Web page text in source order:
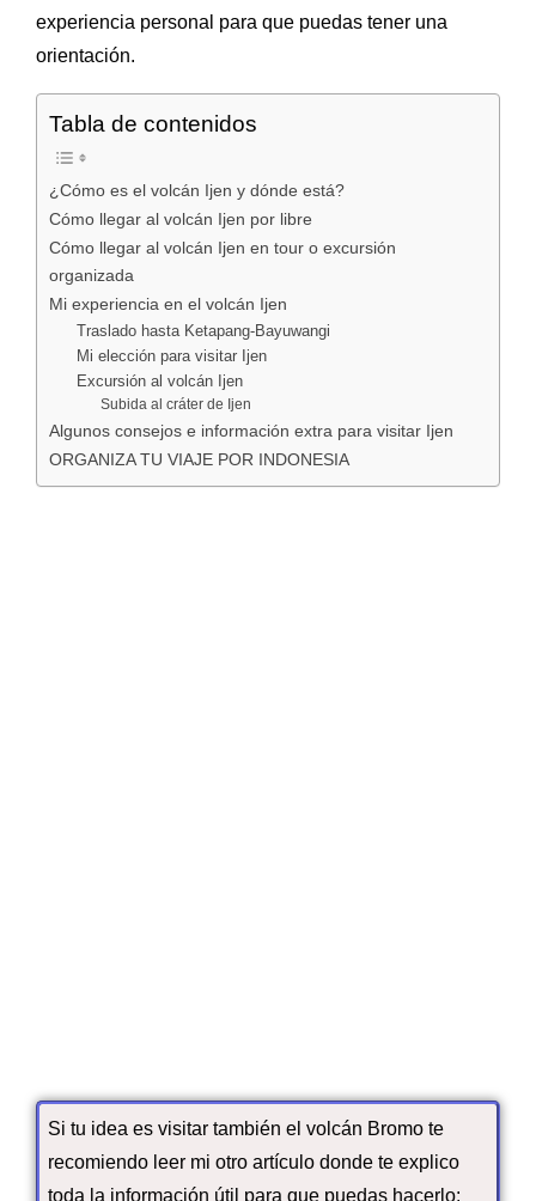
experiencia personal para que puedas tener una
orientación.
Tabla de contenidos
¿Cómo es el volcán Ijen y dónde está?
Cómo llegar al volcán Ijen por libre
Cómo llegar al volcán Ijen en tour o excursión
organizada
Mi experiencia en el volcán Ijen
Traslado hasta Ketapang-Bayuwangi
Mi elección para visitar Ijen
Excursión al volcán Ijen
Subida al cráter de Ijen
Algunos consejos e información extra para visitar Ijen
ORGANIZA TU VIAJE POR INDONESIA
Si tu idea es visitar también el volcán Bromo te
recomiendo leer mi otro artículo donde te explico
toda la información útil para que puedas hacerlo: